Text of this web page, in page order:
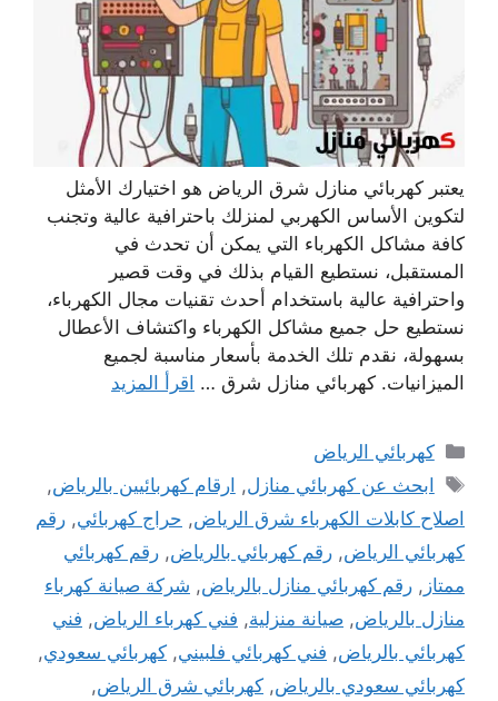
يعتبر كهربائي منازل شرق الرياض هو اختيارك الأمثل
لتكوين الأساس الكهربي لمنزلك باحترافية عالية وتجنب
كافة مشاكل الكهرباء التي يمكن أن تحدث في
المستقبل، نستطيع القيام بذلك في وقت قصير
واحترافية عالية باستخدام أحدث تقنيات مجال الكهرباء،
نستطيع حل جميع مشاكل الكهرباء واكتشاف الأعطال
بسهولة، نقدم تلك الخدمة بأسعار مناسبة لجميع
الميزانيات. كهربائي منازل شرق … اقرأ المزيد
التصنيفات
كهربائي الرياض
الوسوم
ابحث عن كهربائي منازل, ارقام كهربائيين ‫بالرياض‬,
اصلاح كابلات الكهرباء شرق الرياض, حراج كهربائي, رقم
كهربائي الرياض, رقم كهربائي بالرياض, رقم كهربائي
ممتاز , رقم كهربائي منازل بالرياض, شركة صيانة كهرباء
منازل بالرياض, صيانة منزلية, فني كهرباء الرياض, فني
كهربائي بالرياض, فني كهربائي فلبيني, كهربائي سعودي,
كهربائي سعودي بالرياض, كهربائي شرق الرياض,